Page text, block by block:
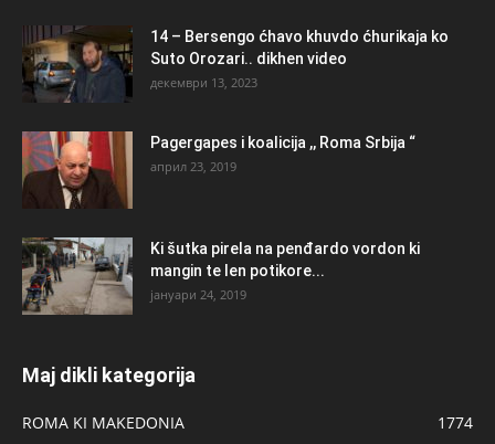
14 – Bersengo ćhavo khuvdo ćhurikaja ko
Suto Orozari.. dikhen video
декември 13, 2023
Pagergapes i koalicija ,, Roma Srbija “
април 23, 2019
Ki šutka pirela na penđardo vordon ki
mangin te len potikore...
јануари 24, 2019
Maj dikli kategorija
ROMA KI MAKEDONIA
1774